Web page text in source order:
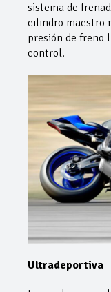
sistema de
cilindro maestro
presión de freno
control.
Ultradeportiva